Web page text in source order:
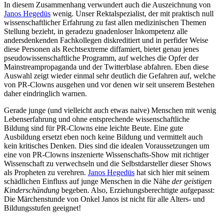
In diesem Zusammenhang verwundert auch die Auszeichnung von
Janos Hegedüs wenig. Unser Rektalspezialist, der mit praktisch null
wissenschaftlicher Erfahrung zu fast allen medizinischen Themen
Stellung bezieht, in geradezu gnadenloser Inkompetenz alle
andersdenkenden Fachkollegen diskreditiert und in perfider Weise
diese Personen als Rechtsextreme diffamiert, bietet genau jenes
pseudowissenschaftliche Programm, auf welches die Opfer der
Mainstreampropaganda und der Twitterblase abfahren. Eben diese
Auswahl zeigt wieder einmal sehr deutlich die Gefahren auf, welche
von PR-Clowns ausgehen und vor denen wir seit unserem Bestehen
daher eindringlich warnen.
Gerade junge (und vielleicht auch etwas naive) Menschen mit wenig
Lebenserfahrung und ohne entsprechende wissenschaftliche
Bildung sind für PR-Clowns eine leichte Beute. Eine gute
Ausbildung ersetzt eben noch keine Bildung und vermittelt auch
kein kritisches Denken. Dies sind die idealen Voraussetzungen um
eine von PR-Clowns inszenierte Wissenschafts-Show mit richtiger
Wissenschaft zu verwechseln und die Selbstdarsteller dieser Shows
als Propheten zu verehren. Janos Hegedüs hat sich hier mit seinem
schädlichen Einfluss auf junge Menschen in die Nähe der geistigen
Kinderschändung begeben. Also, Erziehungsberechtigte aufgepasst:
Die Märchenstunde von Onkel Janos ist nicht für alle Alters- und
Bildungsstufen geeignet!